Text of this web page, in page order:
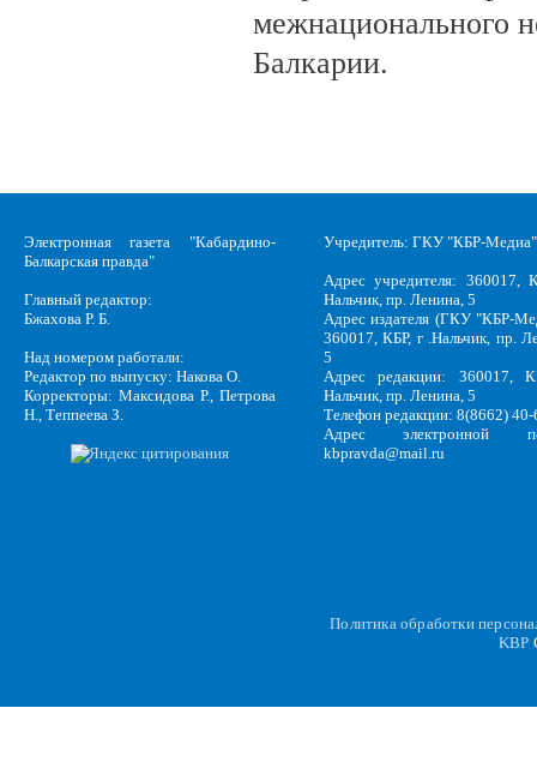
межнационального
Балкарии.
Электронная газета "Кабардино-
Балкарская правда"
Главный редактор:
Бжахова Р. Б.
Над номером работали:
Редактор по выпуску: Накова О.
Корректоры: Максидова Р., Петрова
Н., Теппеева З.
Учредитель: ГКУ "КБР-Медиа"
Адрес учредителя: 360017,
Нальчик, пр. Ленина, 5
Адрес издателя (ГКУ "КБР-
360017, КБР, г .Нальчик, пр.
5
Адрес редакции: 360017,
Нальчик, пр. Ленина, 5
Телефон редакции: 8(8662)
Адрес электронной
kbpravda@mail.ru
Политика обработки
KBP